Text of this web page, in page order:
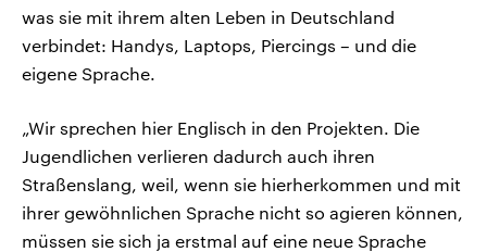
was sie mit ihrem alten Leben in Deutschland
verbindet: Handys, Laptops, Piercings – und die
eigene Sprache.
„Wir sprechen hier Englisch in den Projekten. Die
Jugendlichen verlieren dadurch auch ihren
Straßenslang, weil, wenn sie hierherkommen und mit
ihrer gewöhnlichen Sprache nicht so agieren können,
müssen sie sich ja erstmal auf eine neue Sprache